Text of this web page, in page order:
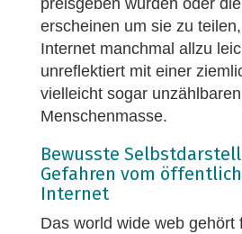
preisgeben würden oder
erscheinen um sie zu
Internet manchmal allzu
unreflektiert mit einer
vielleicht sogar
Menschenmasse.
Bewusste
Gefahren vom
Internet
Das world wide web gehört